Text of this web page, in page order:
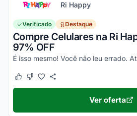
Ri Happy
Verificado Destaque
Compre Celulares na Ri
97% OFF
Este cupom funcionou
Este cupom não funcionou
Ver oferta